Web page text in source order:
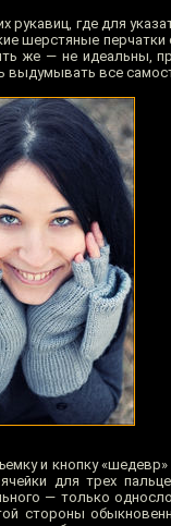
где для
шерстяные
же — не идеальны,
выдумывать все
и кнопку
для трех
— только
стороны